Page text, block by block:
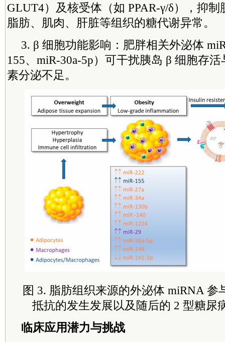
GLUT4）及核受体（如 PPAR-γ/δ），抑
脂肪、肌肉、肝脏等组织的糖代谢异常。
3. β 细胞功能影响：肥胖相关外泌体
155、miR-30a-5p）可干扰胰岛 β 细胞存
素分泌不足。
图 3. 脂肪组织来源的外泌体 miRNA 参
抵抗的发生发展以及随后的 2 型糖尿
临床应用潜力与挑战